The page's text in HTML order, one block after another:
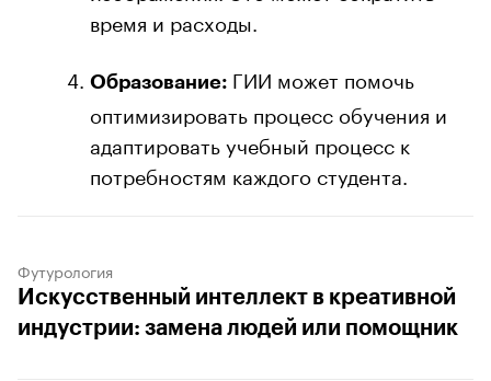
время и расходы.
Образование: ГИИ может помочь
оптимизировать процесс обучения и
адаптировать учебный процесс к
потребностям каждого студента.
Футурология
Искусственный интеллект в креативной
индустрии: замена людей или помощник